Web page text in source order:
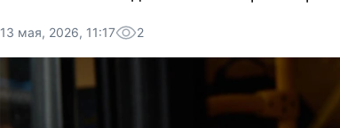
13 мая, 2026, 11:17 2